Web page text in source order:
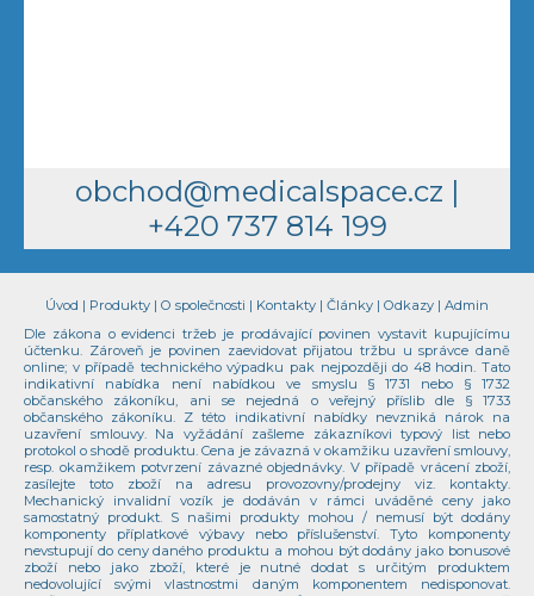
obchod@medicalspace.cz |
+420 737 814 199
Úvod | Produkty | O společnosti | Kontakty | Články | Odkazy | Admin
Dle zákona o evidenci tržeb je prodávající povinen vystavit kupujícímu
účtenku. Zároveň je povinen zaevidovat přijatou tržbu u správce daně
online; v případě technického výpadku pak nejpozději do 48 hodin. Tato
indikativní nabídka není nabídkou ve smyslu § 1731 nebo § 1732
občanského zákoníku, ani se nejedná o veřejný příslib dle § 1733
občanského zákoníku. Z této indikativní nabídky nevzniká nárok na
uzavření smlouvy. Na vyžádání zašleme zákazníkovi typový list nebo
protokol o shodě produktu. Cena je závazná v okamžiku uzavření smlouvy,
resp. okamžikem potvrzení závazné objednávky. V případě vrácení zboží,
zasílejte toto zboží na adresu provozovny/prodejny viz. kontakty.
Mechanický invalidní vozík je dodáván v rámci uváděné ceny jako
samostatný produkt. S našimi produkty mohou / nemusí být dodány
komponenty příplatkové výbavy nebo příslušenství. Tyto komponenty
nevstupují do ceny daného produktu a mohou být dodány jako bonusové
zboží nebo jako zboží, které je nutné dodat s určitým produktem
nedovolující svými vlastnostmi daným komponentem nedisponovat.